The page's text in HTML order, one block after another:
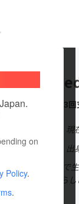
注目のリ
ェット
on
Policy.
.
shogo
これまでに3
現
出身国：日本
出
1981年宮崎市で
ポーツの素晴ら